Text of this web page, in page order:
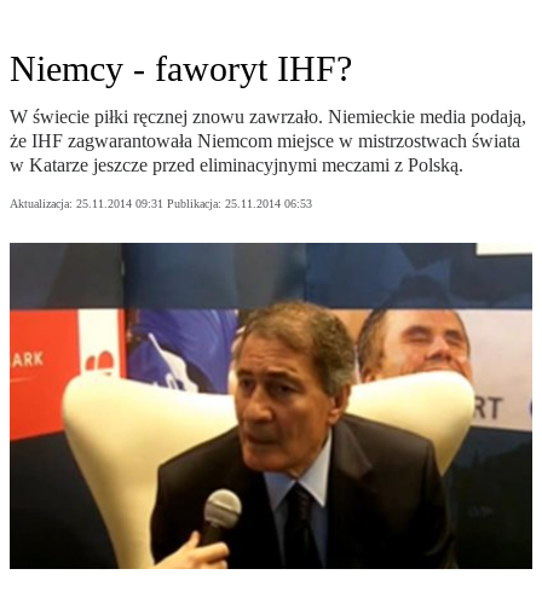
Niemcy - faworyt IHF?
W świecie piłki ręcznej znowu zawrzało. Niemieckie media podają,
że IHF zagwarantowała Niemcom miejsce w mistrzostwach świata
w Katarze jeszcze przed eliminacyjnymi meczami z Polską.
Aktualizacja: 25.11.2014 09:31 Publikacja: 25.11.2014 06:53